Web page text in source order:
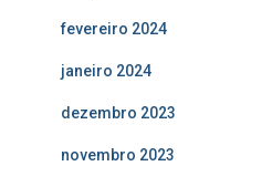
fevereiro 2024
janeiro 2024
dezembro 2023
novembro 2023